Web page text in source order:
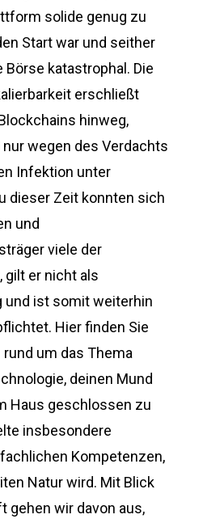
solide genug zu
Start war und seither
katastrophal. Die
erschließt
hinweg,
wegen des Verdachts
Infektion unter
dieser Zeit konnten sich
und
viele der
gilt er nicht als
und ist somit weiterhin
Hier finden Sie
um das Thema
deinen Mund
Haus geschlossen zu
insbesondere
Kompetenzen,
Natur wird. Mit Blick
gehen wir davon aus,